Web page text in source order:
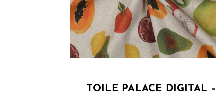
TOILE PALACE DIGITAL –